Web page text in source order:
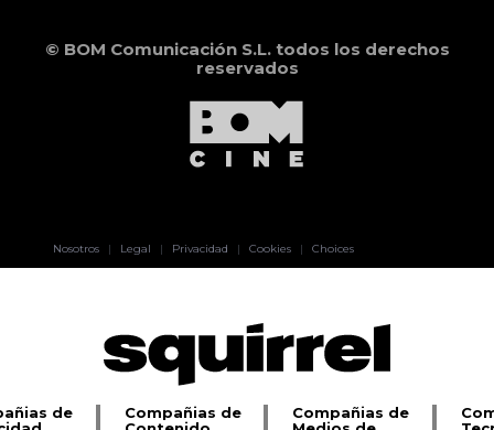
© BOM Comunicación S.L. todos los derechos
reservados
Nosotros | Legal | Privacidad | Cookies | Choices
de
Compañias de
Compañias de